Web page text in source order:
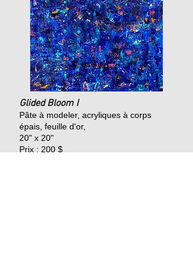
Glided Bloom I
Pâte à modeler, acryliques à corps
épais, feuille d'or,
20" x 20"
Prix : 200 $